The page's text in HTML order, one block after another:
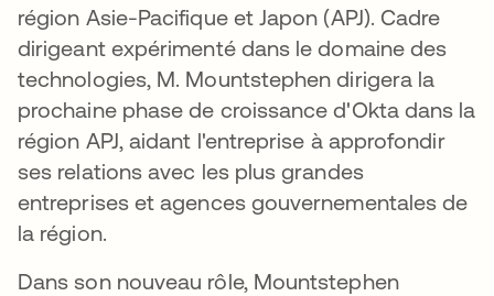
région Asie-Pacifique et Japon (APJ). Cadre
dirigeant expérimenté dans le domaine des
technologies, M. Mountstephen dirigera la
prochaine phase de croissance d'Okta dans la
région APJ, aidant l'entreprise à approfondir
ses relations avec les plus grandes
entreprises et agences gouvernementales de
la région.
Dans son nouveau rôle, Mountstephen